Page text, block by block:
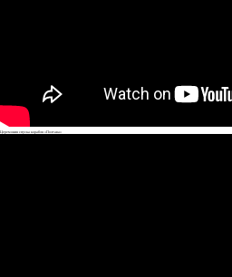
Церемония спуска корабля «Полтава»